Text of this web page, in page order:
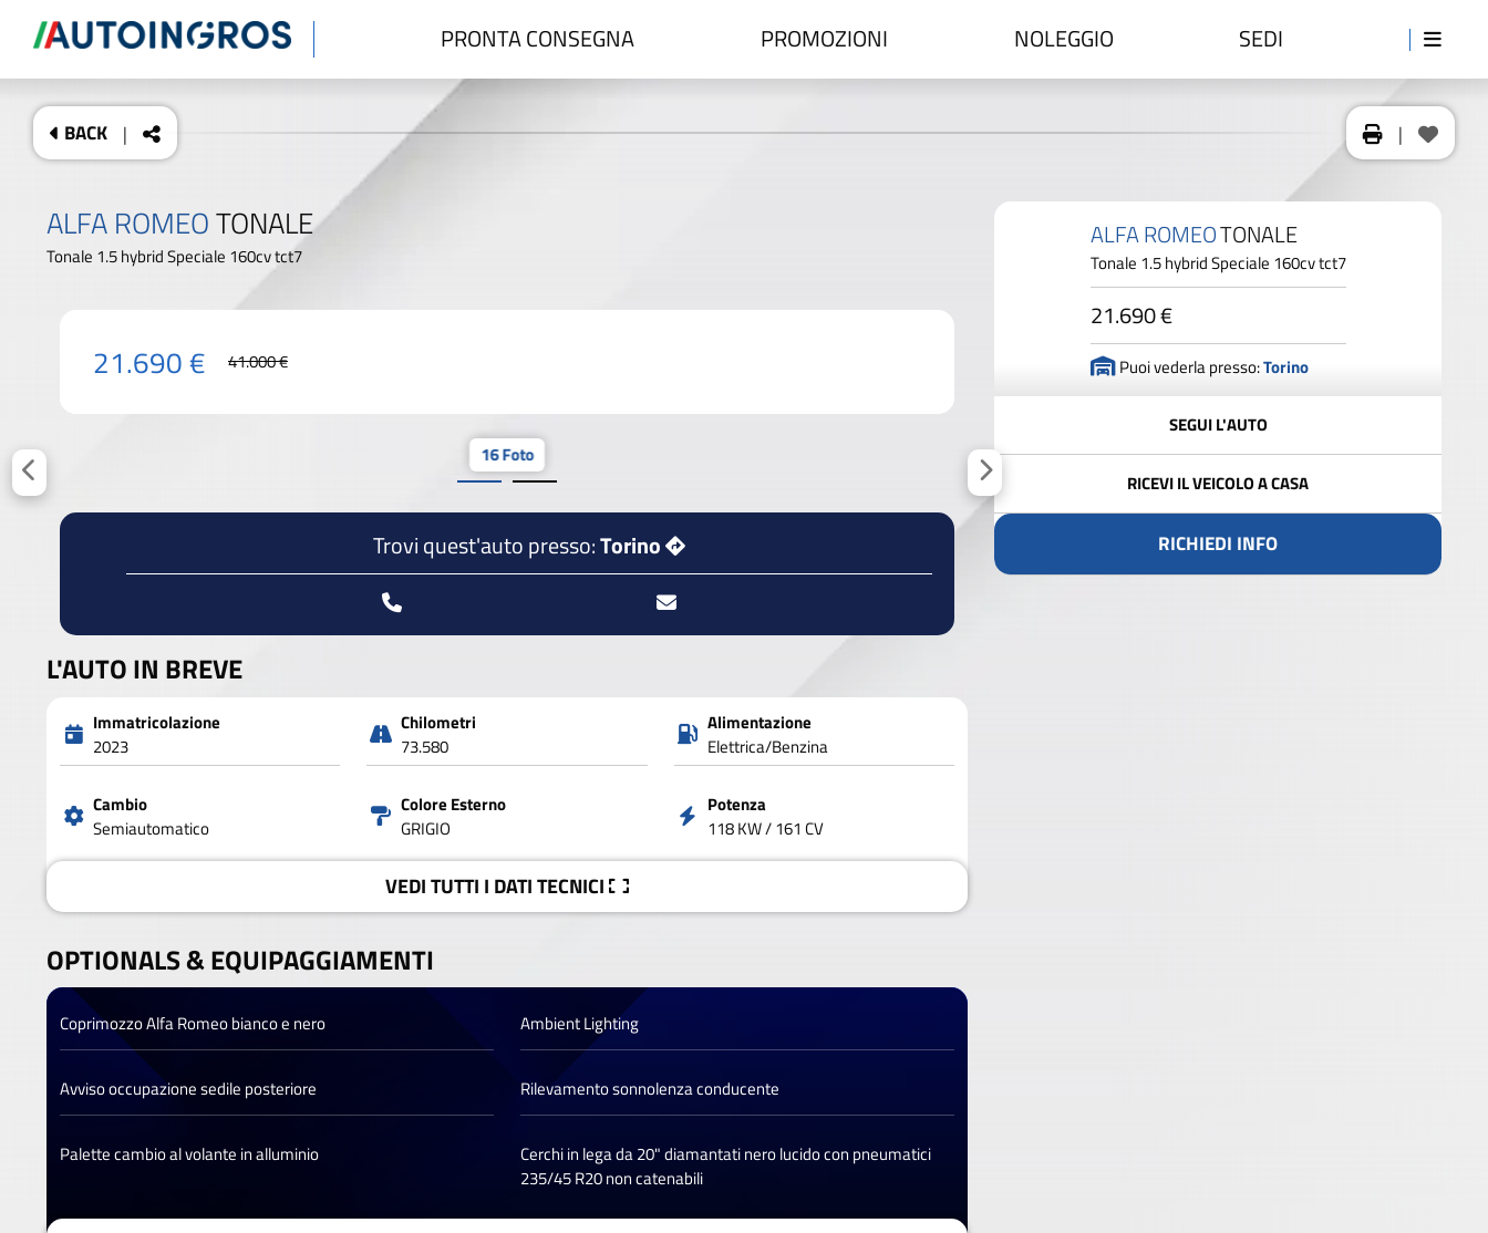
PRONTA CONSEGNA PROMOZIONI NOLEGGIO SEDI
BACK | |
ALFA ROMEOTONALE
Tonale 1.5 hybrid Speciale 160cv tct7
21.690 € 41.000 €
16 Foto
Trovi quest'auto presso:Torino
L'AUTO IN BREVE
Immatricolazione
2023
Chilometri
73.580
Alimentazione
Elettrica/Benzina
Cambio
Semiautomatico
Colore Esterno
GRIGIO
Potenza
118 KW / 161 CV
VEDITUTTI I DATITECNICI
OPTIONALS &EQUIPAGGIAMENTI
Coprimozzo Alfa Romeo bianco e nero Ambient Lighting
Avviso occupazione sedile posteriore Rilevamento sonnolenza conducente
Palette cambio al volante in alluminio
Cerchi in lega da 20" diamantati nero lucido con pneumatici
235/45 R20 non catenabili
ALFA ROMEOTONALE
Tonale 1.5 hybrid Speciale 160cv tct7
21.690 €
Puoi vederla presso:Torino
SEGUI L'AUTO
RICEVI IL VEICOLO A CASA
RICHIEDI INFO